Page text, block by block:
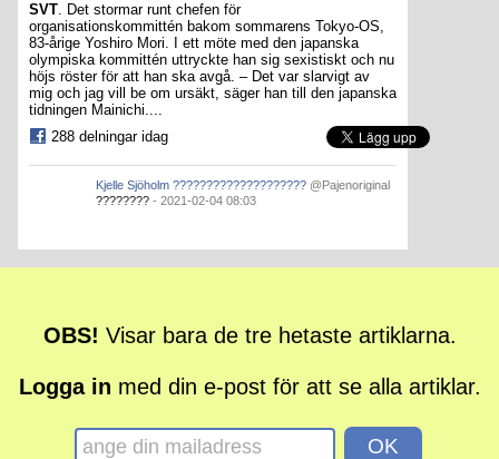
SVT. Det stormar runt chefen för
organisationskommittén bakom sommarens Tokyo-OS,
83-årige Yoshiro Mori. I ett möte med den japanska
olympiska kommittén uttryckte han sig sexistiskt och nu
höjs röster för att han ska avgå. – Det var slarvigt av
mig och jag vill be om ursäkt, säger han till den japanska
tidningen Mainichi....
288 delningar idag
Kjelle Sjöholm ???????????????????? @Pajenoriginal
???????? - 2021-02-04 08:03
OBS! Visar bara de tre hetaste artiklarna.
Logga in med din e-post för att se alla artiklar.